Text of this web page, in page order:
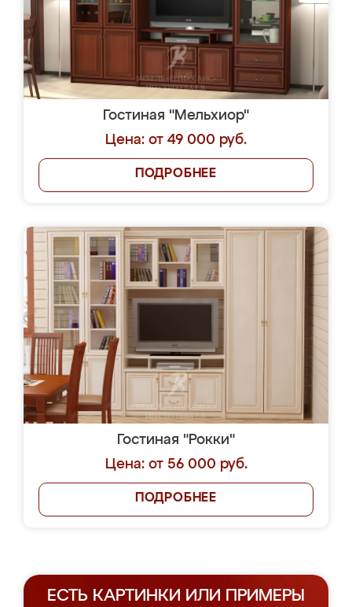
Гостиная "Мельхиор"
Цена: от 49 000 руб.
ПОДРОБНЕЕ
Гостиная "Рокки"
Цена: от 56 000 руб.
ПОДРОБНЕЕ
ЕСТЬ КАРТИНКИ ИЛИ ПРИМЕРЫ